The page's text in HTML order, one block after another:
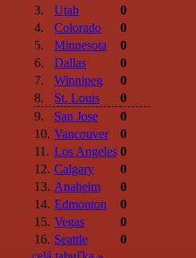
3.
Utah
0
4.
Colorado
0
5.
Minnesota
0
6.
Dallas
0
7.
Winnipeg
0
8.
St. Louis
0
9.
San Jose
0
10. Vancouver
0
11. Los Angeles 0
12. Calgary
0
13. Anaheim
0
14. Edmonton
0
15. Vegas
0
16. Seattle
0